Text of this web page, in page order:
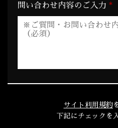
問い合わせ内容のご入力 *
サイト利用規約
下記にチェックを